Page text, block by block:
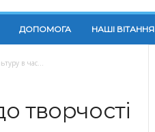
ДОПОМОГА НАШІ ВІТАННЯ
в час...
творчості